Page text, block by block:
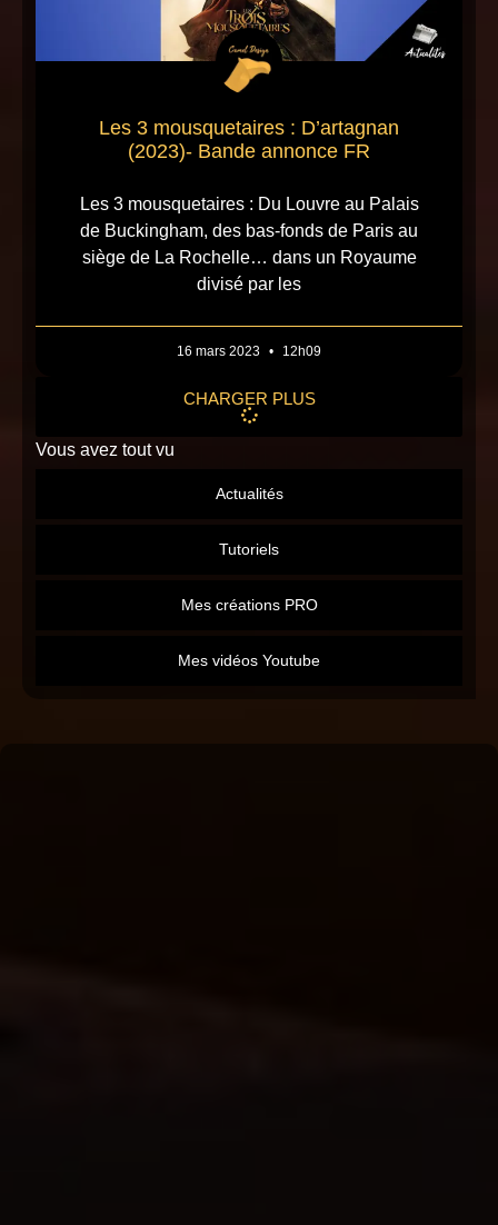
Actualités
Tutoriels
Mes créations PRO
Mes vidéos Youtube
Les 3 mousquetaires : D’artagnan
(2023)- Bande annonce FR
Les 3 mousquetaires : Du Louvre au Palais
de Buckingham, des bas-fonds de Paris au
siège de La Rochelle… dans un Royaume
divisé par les
16 mars 2023 12h09
CHARGER PLUS
Vous avez tout vu